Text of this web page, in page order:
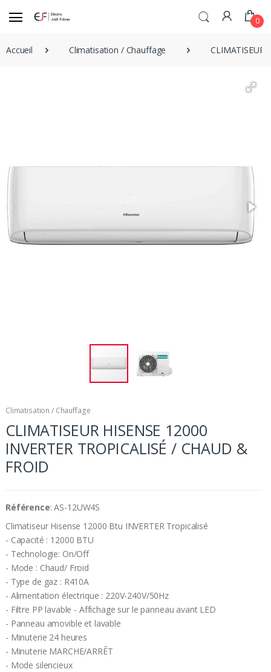
0
Accueil Climatisation / Chauffage CLIMATISEUR
Climatisation / Chauffage
CLIMATISEUR HISENSE 12000
INVERTER TROPICALISÉ / CHAUD &
FROID
Référence: AS-12UW4S
Climatiseur Hisense 12000 Btu INVERTER Tropicalisé
- Capacité : 12000 BTU
- Technologie: On/Off
- Mode : Chaud/ Froid
- Type de gaz : R410A
- Alimentation électrique : 220V-240V/50Hz
- Filtre PP lavable - Affichage sur le panneau avant LED
- Panneau amovible et lavable
- Minuterie 24 heures
- Minuterie MARCHE/ARRÊT
- Mode silencieux